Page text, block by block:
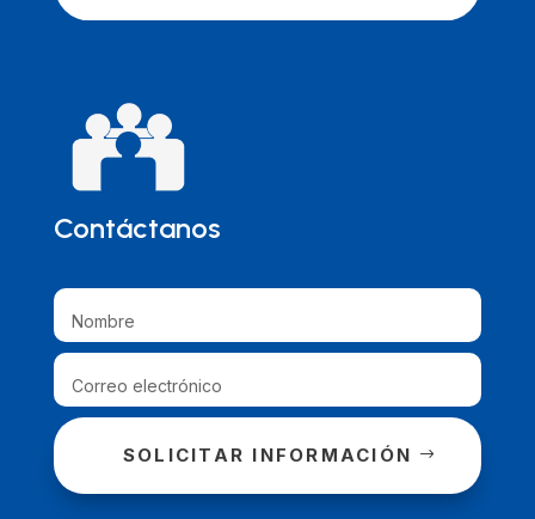
Contáctanos
SOLICITAR INFORMACIÓN